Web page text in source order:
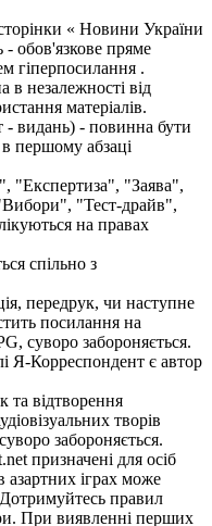
« Новини України
- обов'язкове пряме
гіперпосилання .
в незалежності від
матеріалів.
- видань) - повинна бути
першому абзаці
"Експертиза", "Заява",
"Тест-драйв",
на правах
спільно з
передрук, чи наступне
посилання на
суворо забороняється.
Я-Корреспондент є автор
та відтворення
творів
забороняється.
призначені для осіб
азартних іграх може
правил
При виявленні перших